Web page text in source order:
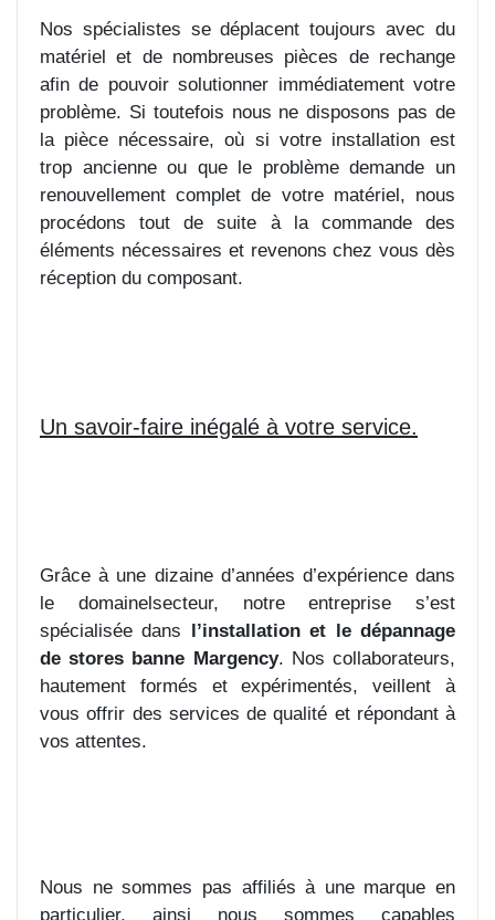
Nos spécialistes se déplacent toujours avec du
matériel et de nombreuses pièces de rechange
afin de pouvoir solutionner immédiatement votre
problème. Si toutefois nous ne disposons pas de
la pièce nécessaire, où si votre installation est
trop ancienne ou que le problème demande un
renouvellement complet de votre matériel, nous
procédons tout de suite à la commande des
éléments nécessaires et revenons chez vous dès
réception du composant.
Un savoir-faire inégalé à votre service.
Grâce à une dizaine d’années d’expérience dans
le domainelsecteur, notre entreprise s’est
spécialisée dans l’installation et le dépannage
de stores banne Margency. Nos collaborateurs,
hautement formés et expérimentés, veillent à
vous offrir des services de qualité et répondant à
vos attentes.
Nous ne sommes pas affiliés à une marque en
particulier, ainsi nous sommes capables